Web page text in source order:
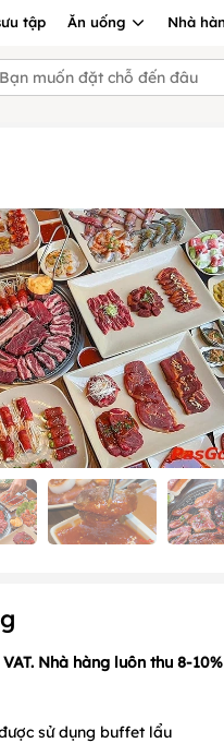
tập Ăn uống Nhà
Nhà hàng luôn thu 8-10%
sử dụng buffet lẩu